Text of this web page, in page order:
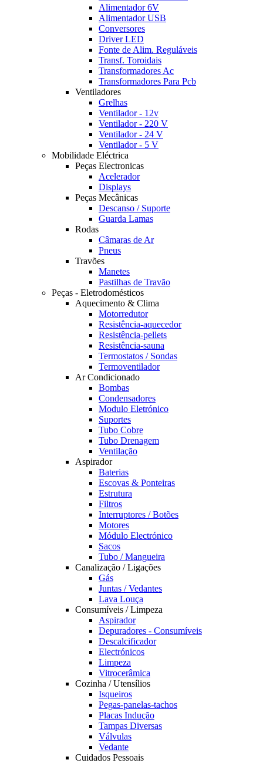
Alimentador 6V
Alimentador USB
Conversores
Driver LED
Fonte de Alim. Reguláveis
Transf. Toroidais
Transformadores Ac
Transformadores Para Pcb
Ventiladores
Grelhas
Ventilador - 12v
Ventilador - 220 V
Ventilador - 24 V
Ventilador - 5 V
Mobilidade Eléctrica
Peças Electronicas
Acelerador
Displays
Peças Mecânicas
Descanso / Suporte
Guarda Lamas
Rodas
Câmaras de Ar
Pneus
Travões
Manetes
Pastilhas de Travão
Peças - Eletrodomésticos
Aquecimento & Clima
Motorredutor
Resistência-aquecedor
Resistência-pellets
Resistência-sauna
Termostatos / Sondas
Termoventilador
Ar Condicionado
Bombas
Condensadores
Modulo Eletrónico
Suportes
Tubo Cobre
Tubo Drenagem
Ventilação
Aspirador
Baterias
Escovas & Ponteiras
Estrutura
Filtros
Interruptores / Botões
Motores
Módulo Electrónico
Sacos
Tubo / Mangueira
Canalização / Ligações
Gás
Juntas / Vedantes
Lava Louça
Consumíveis / Limpeza
Aspirador
Depuradores - Consumíveis
Descalcificador
Electrónicos
Limpeza
Vitrocerâmica
Cozinha / Utensílios
Isqueiros
Pegas-panelas-tachos
Placas Indução
Tampas Diversas
Válvulas
Vedante
Cuidados Pessoais